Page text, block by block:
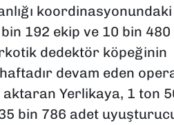
koordinasyonundaki
192 ekip ve 10 bin
dedektör köpeğinin
haftadır devam eden
aktaran Yerlikaya, 1 ton
bin 786 adet